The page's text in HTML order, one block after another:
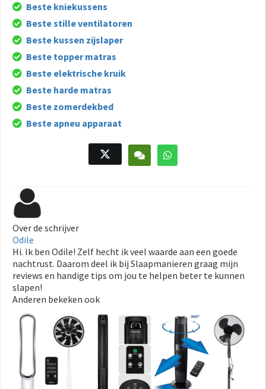
Beste kniekussens
Beste stille ventilatoren
Beste kussen zijslaper
Beste topper matras
Beste elektrische kruik
Beste harde matras
Beste zomerdekbed
Beste apneu apparaat
Over de schrijver
Odile
Hi. Ik ben Odile! Zelf hecht ik veel waarde aan een goede
nachtrust. Daarom deel ik bij Slaapmanieren graag mijn
reviews en handige tips om jou te helpen beter te kunnen
slapen!
Anderen bekeken ook